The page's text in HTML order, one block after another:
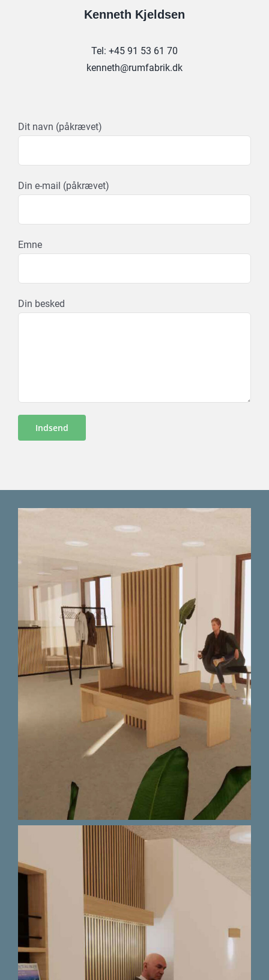
Kenneth Kjeldsen
​Tel: +45 91 53 61 70
kenneth@rumfabrik.dk
Dit navn (påkrævet)
Din e-mail (påkrævet)
Emne
Din besked